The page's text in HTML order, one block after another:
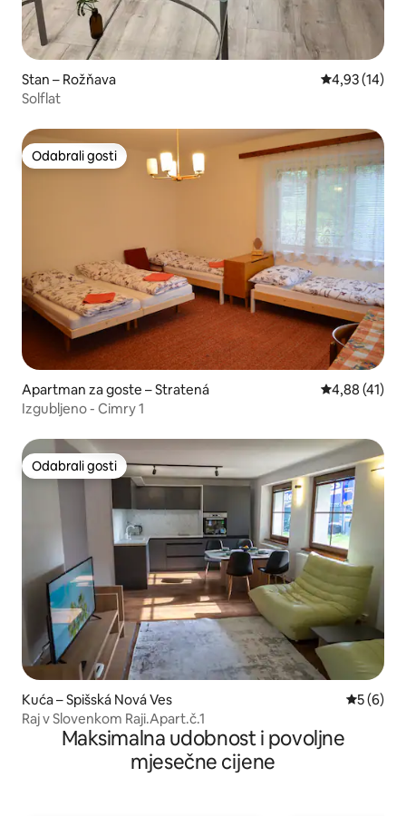
Stan – Rožňava Prosječna
4,93 (14)
Solflat
Odabrali gosti
Odabrali gosti
Apartman za goste – Stratená Prosječna
4,88 (41)
Izgubljeno - Cimry 1
Odabrali gosti
Odabrali gosti
Kuća – Spišská Nová Ves
5 (6)
Raj v Slovenkom Raji.Apart.č.1
Maksimalna udobnost i povoljne
mjesečne cijene